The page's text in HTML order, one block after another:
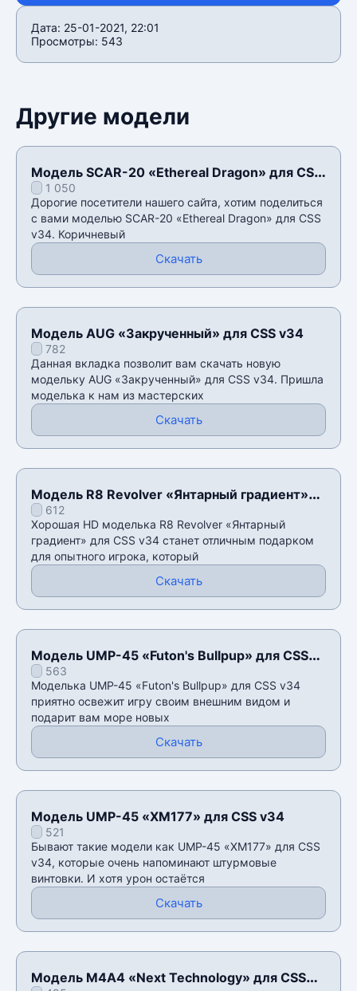
Дата: 25-01-2021, 22:01
Просмотры: 543
Другие модели
Модель SCAR-20 «Ethereal Dragon» для CSS
v341 050
Дорогие посетители нашего сайта, хотим поделиться
с вами моделью SCAR-20 «Ethereal Dragon» для CSS
v34. Коричневый
Скачать
Модель AUG «Закрученный» для CSS v34
782
Данная вкладка позволит вам скачать новую
модельку AUG «Закрученный» для CSS v34. Пришла
моделька к нам из мастерских
Скачать
Модель R8 Revolver «Янтарный градиент»
для CSS v34
612
Хорошая HD моделька R8 Revolver «Янтарный
градиент» для CSS v34 станет отличным подарком
для опытного игрока, который
Скачать
Модель UMP-45 «Futon's Bullpup» для CSS
v34563
Моделька UMP-45 «Futon's Bullpup» для CSS v34
приятно освежит игру своим внешним видом и
подарит вам море новых
Скачать
Модель UMP-45 «XM177» для CSS v34
521
Бывают такие модели как UMP-45 «XM177» для CSS
v34, которые очень напоминают штурмовые
винтовки. И хотя урон остаётся
Скачать
Модель М4А4 «Next Technology» для CSS